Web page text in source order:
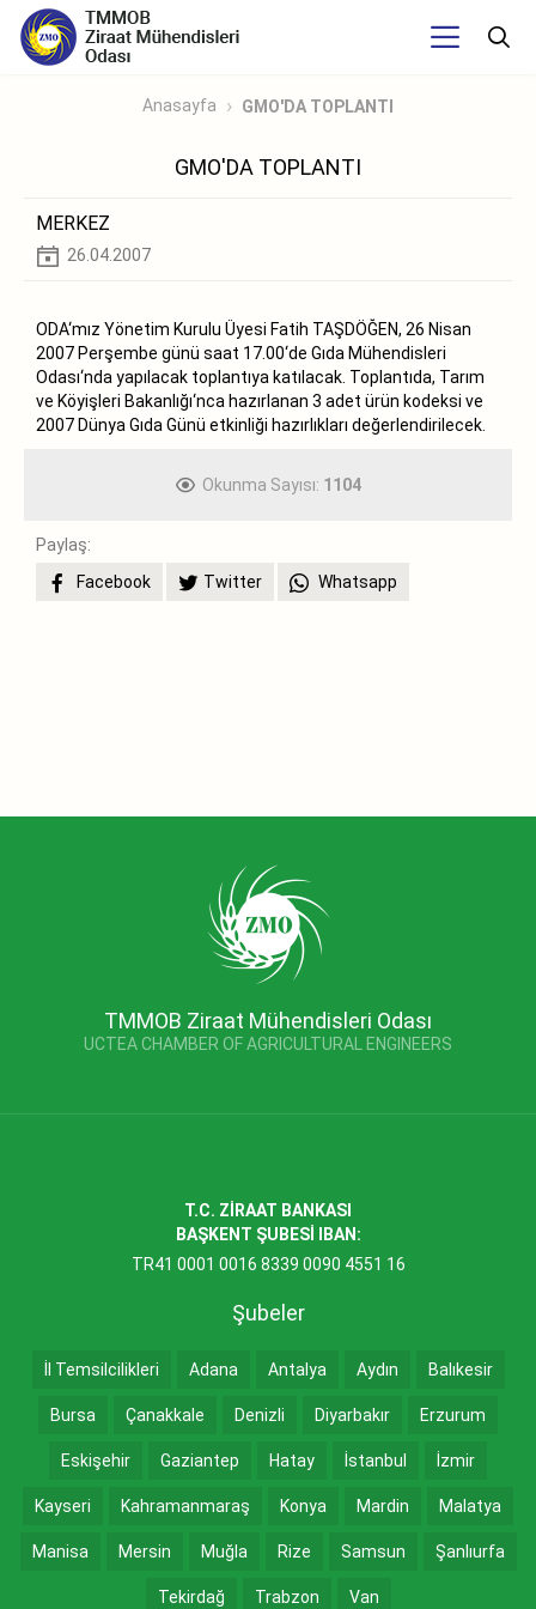
Anasayfa GMO'DA TOPLANTI
GMO'DA TOPLANTI
MERKEZ
26.04.2007
ODA‘mız Yönetim Kurulu Üyesi Fatih TAŞDÖĞEN, 26 Nisan
2007 Perşembe günü saat 17.00‘de Gıda Mühendisleri
Odası‘nda yapılacak toplantıya katılacak. Toplantıda, Tarım
ve Köyişleri Bakanlığı‘nca hazırlanan 3 adet ürün kodeksi ve
2007 Dünya Gıda Günü etkinliği hazırlıkları değerlendirilecek.
Okunma Sayısı: 1104
Paylaş:
Facebook
Twitter Whatsapp
TMMOB Ziraat Mühendisleri Odası
UCTEA CHAMBER OF AGRICULTURAL ENGINEERS
T.C. ZİRAAT BANKASI
BAŞKENT ŞUBESİ IBAN:
TR41 0001 0016 8339 0090 4551 16
Şubeler
İl Temsilcilikleri Adana Antalya Aydın Balıkesir
Bursa Çanakkale Denizli Diyarbakır Erzurum
Eskişehir Gaziantep Hatay İstanbul İzmir
Kayseri Kahramanmaraş Konya Mardin Malatya
Manisa Mersin Muğla Rize Samsun Şanlıurfa
Tekirdağ Trabzon Van